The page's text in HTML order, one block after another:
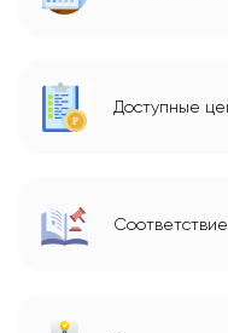
Доступные